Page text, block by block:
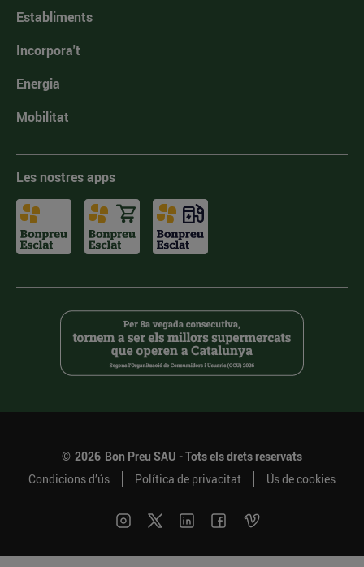
Establiments
Incorpora't
Energia
Mobilitat
Les nostres apps
© 2026 Bon Preu SAU - Tots els drets reservats
Condicions d’ús
Política de privacitat Ús de cookies